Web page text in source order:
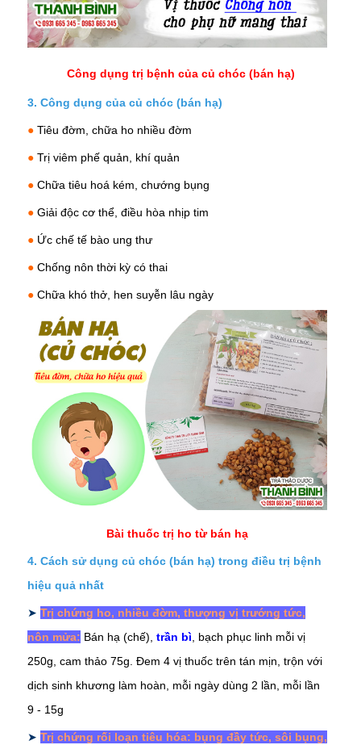
Công dụng trị bệnh của củ chóc (bán hạ)
3. Công dụng của củ chóc (bán hạ)
● Tiêu đờm , chữa ho nhiều đờm
● Trị viêm phế quản , khí quản
● Chữa tiêu hoá kém, chướng bụng
● Giải độc cơ thể, điều hòa nhịp tim
● Ức chế tế bào ung thư
● Chống nôn thời kỳ có thai
● Chữa khó thở, hen suyễn lâu ngày
Bài thuốc trị ho từ bán hạ
4. Cách sử dụng củ chóc (bán hạ) trong điều trị bệnh
hiệu quả nhất
➤ Trị chứng ho, nhiều đờm, thượng vị trướng tức,
nôn mửa: Bán hạ (chế), trần bì, bạch phục linh mỗi vị
250g, cam thảo 75g. Đem 4 vị thuốc trên tán mịn, trộn với
dịch sinh khương làm hoàn, mỗi ngày dùng 2 lần, mỗi lần
9 - 15g
➤ Trị chứng rối loạn tiêu hóa: bụng đầy tức, sôi bụng,